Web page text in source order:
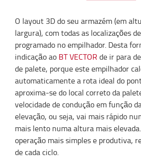
O layout 3D do seu armazém (em
largura), com todas as localizações
programado no empilhador. Desta
indicação ao BT VECTOR de ir para
de palete, porque este empilhador
automaticamente a rota ideal do
aproxima-se do local correto da
velocidade de condução em função
elevação, ou seja, vai mais rápido
mais lento numa altura mais
operação mais simples e produtiva,
de cada ciclo.